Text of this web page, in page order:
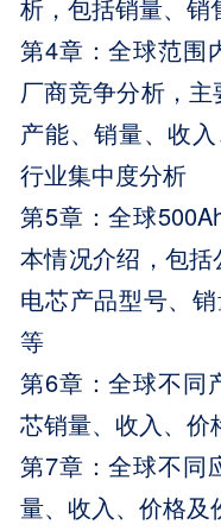
析，包括销量、销
第4章：全球范围
厂商竞争分析，
产能、销量、收
行业集中度分析
第5章：全球
本情况介绍，包
电芯产品型号、
等
第6章：全球不同
芯销量、收入、价
第7章：全球不同
量、收入、价格及